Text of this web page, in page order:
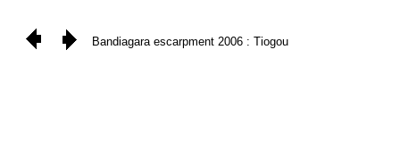
Bandiagara escarpment 2006 : Tiogou